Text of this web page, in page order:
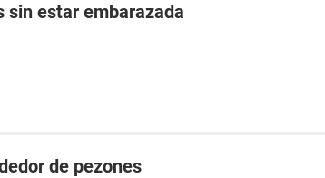
sin estar embarazada
de pezones